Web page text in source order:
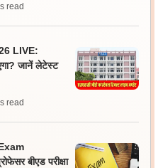
read
LIVE:
जानें लेटेस्ट
read
बीएड परीक्षा